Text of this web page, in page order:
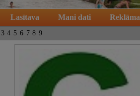
Lasītava Mani dati Reklāma
3 4 5 6 7 8 9